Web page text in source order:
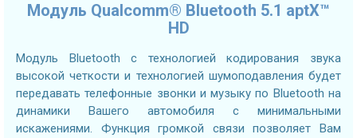
Модуль Qualcomm® Bluetooth 5.1 aptX™
HD
Модуль Bluetooth с технологией кодирования звука
высокой четкости и технологией шумоподавления будет
передавать телефонные звонки и музыку по Bluetooth на
динамики Вашего автомобиля с минимальными
искажениями. Функция громкой связи позволяет Вам